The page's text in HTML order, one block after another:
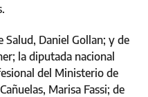
Daniel Gollan; y de
la diputada nacional
del Ministerio de
Marisa Fassi; de